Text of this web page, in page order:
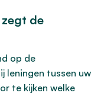
de
op de
leningen tussen uw
te kijken welke